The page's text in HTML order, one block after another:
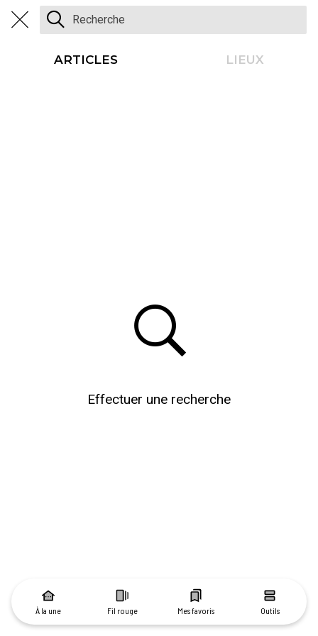
ARTICLES LIEUX
Effectuer une recherche
À la une Fil rouge Mes favoris Outils